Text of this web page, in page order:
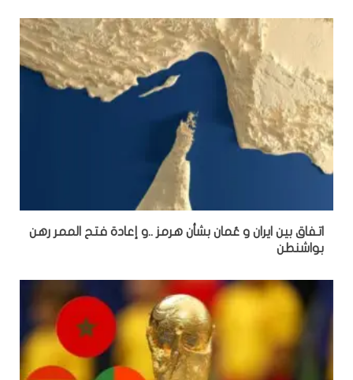
اتفاق بين ايران و عُمان بشأن هرمز ..و إعادة فتح الممر رهن
بواشنطن